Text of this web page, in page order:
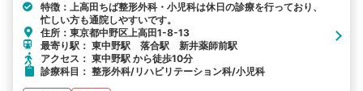
特徴：上高田ちば整形外科・小児科は休日の診療を行っており、
忙しい方も通院しやすいです。
住所：東京都中野区上高田1-8-13
最寄り駅： 東中野駅 落合駅 新井薬師前駅
アクセス： 東中野駅 から徒歩10分
診療科目： 整形外科/リハビリテーション科/小児科